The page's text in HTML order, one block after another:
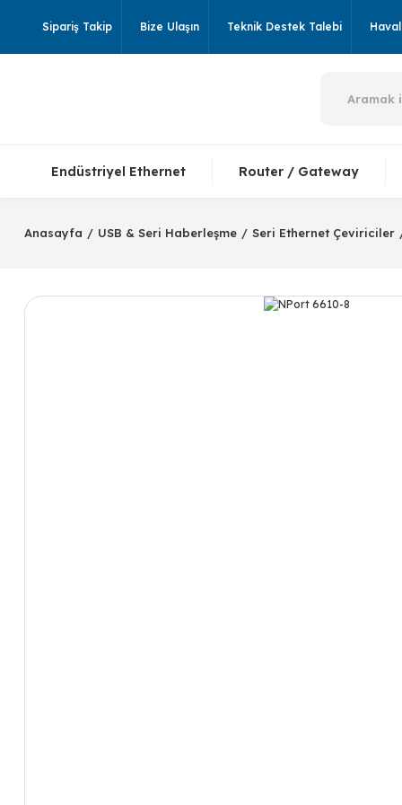
Sipariş Takip Bize Ulaşın Teknik Destek Talebi
Endüstriyel Ethernet Router / Gateway
Anasayfa USB & Seri Haberleşme Seri Ethernet Çeviriciler